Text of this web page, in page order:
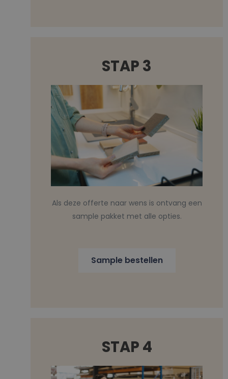
STAP 3
Als deze offerte naar wens is ontvang een
sample pakket met alle opties.
Sample bestellen
STAP 4